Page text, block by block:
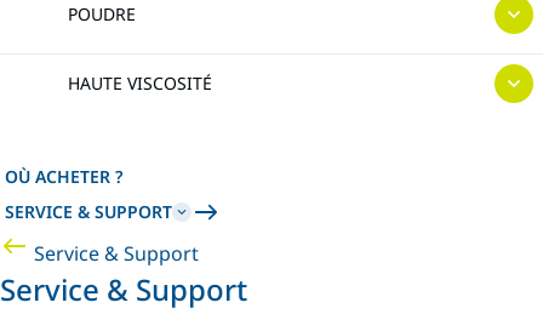
POUDRE
HAUTE VISCOSITÉ
OÙ ACHETER ?
SERVICE & SUPPORT
Service & Support
Service & Support